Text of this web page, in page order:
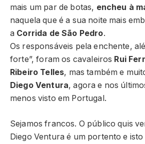
mais um par de botas, encheu à
naquela que é a sua noite mais
a Corrida de São Pedro.
Os responsáveis pela enchente,
forte”, foram os cavaleiros Rui
Ribeiro Telles, mas também e
Diego Ventura, agora e nos
menos visto em Portugal.
Sejamos francos. O público quis
Diego Ventura é um portento e isto